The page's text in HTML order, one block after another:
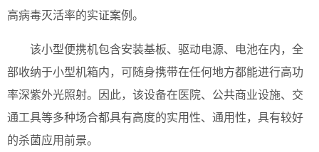
高病毒灭活率的实证案例。
该小型便携机包含安装基板、驱动电源、电池在内，全
部收纳于小型机箱内，可随身携带在任何地方都能进行高功
率深紫外光照射。因此，该设备在医院、公共商业设施、交
通工具等多种场合都具有高度的实用性、通用性，具有较好
的杀菌应用前景。